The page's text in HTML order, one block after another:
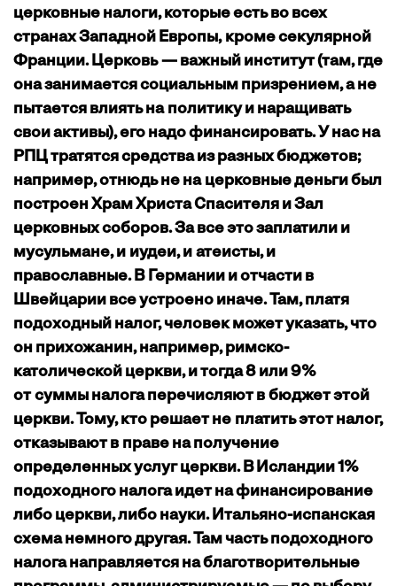
церковные налоги, которые есть во всех
странах Западной Европы, кроме секулярной
Франции. Церковь — важный институт (там, где
она занимается социальным призрением, а не
пытается влиять на политику и наращивать
свои активы), его надо финансировать. У нас на
РПЦ тратятся средства из разных бюджетов;
например, отнюдь не на церковные деньги был
построен Храм Христа Спасителя и Зал
церковных соборов. За все это заплатили и
мусульмане, и иудеи, и атеисты, и
православные. В Германии и отчасти в
Швейцарии все устроено иначе. Там, платя
подоходный налог, человек может указать, что
он прихожанин, например, римско-
католической церкви, и тогда 8 или 9%
от суммы налога перечисляют в бюджет этой
церкви. Тому, кто решает не платить этот налог,
отказывают в праве на получение
определенных услуг церкви. В Исландии 1%
подоходного налога идет на финансирование
либо церкви, либо науки. Итальяно-испанская
схема немного другая. Там часть подоходного
налога направляется на благотворительные